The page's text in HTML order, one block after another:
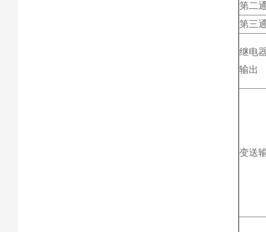
第二
第三
继电
输出
变送